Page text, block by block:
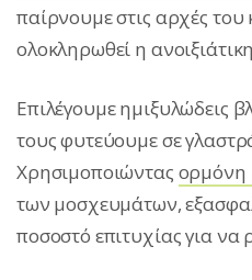
παίρνουμε στις αρχές
ολοκληρωθεί η
Επιλέγουμε ημιξυλώδεις
τους φυτεύουμε σε
Χρησιμοποιώντας ορμόνη
των μοσχευμάτων,
ποσοστό επιτυχίας για